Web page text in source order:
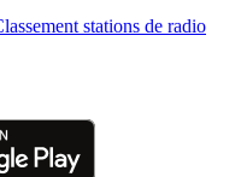
stations de radio